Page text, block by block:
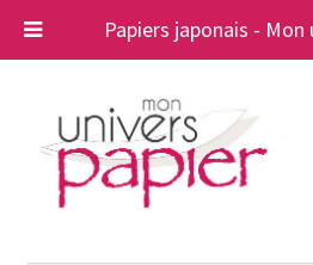
Papiers japonais - Mon
navigation
contenu